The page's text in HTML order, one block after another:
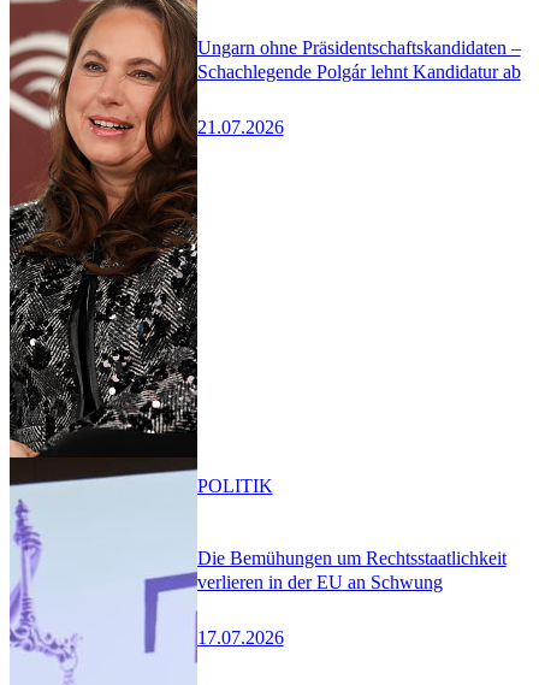
Ungarn ohne Präsidentschaftskandidaten –
Schachlegende Polgár lehnt Kandidatur ab
21.07.2026
Die Bemühungen um Rechtsstaatlichkeit
verlieren in der EU an Schwung
17.07.2026
POLITIK